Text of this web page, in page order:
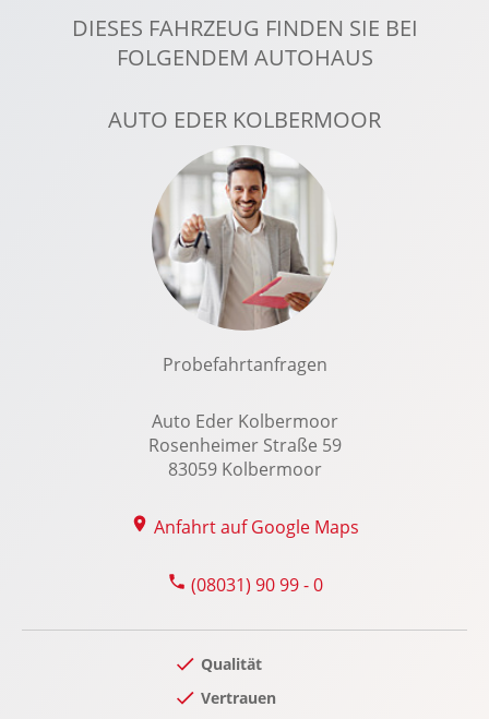
Gepäckraumboden höhenverstellbar
Geschwindigkeitsbegrenzer
Handyvorbereitung Bluetooth
ISOFIX Kindersitzbefestigung
Kabelloses Laden für Handys
Klimaautomatik
Kollisionswarnung
Komfort Paket
Kopfairbag vorn und hinten
LED-Nebelscheinwerfer
LED-Tagfahrlicht
Leichtmetallfelgen 19 Zoll
Lenksäule verstellbar
Lordosenstütze Fahrer/Beifahrer
DIESES FAHRZEUG FINDEN SIE BEI
FOLGENDEM AUTOHAUS
AUTO EDER KOLBERMOOR
Probefahrtanfragen
Auto Eder Kolbermoor
Rosenheimer Straße 59
83059 Kolbermoor
Anfahrt auf Google Maps
(08031) 90 99 - 0
Qualität
Vertrauen